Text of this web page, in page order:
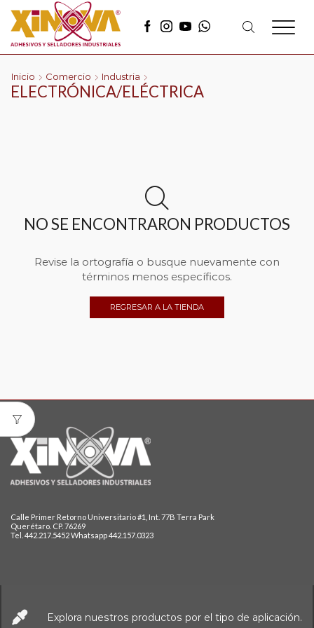
Inicio Comercio Industria
ELECTRÓNICA/ELÉCTRICA
NO SE ENCONTRARON PRODUCTOS
Revise la ortografía o busque nuevamente con
términos menos específicos.
REGRESAR A LA TIENDA
Calle Primer Retorno Universitario #1, Int. 77B Terra Park
Querétaro. CP. 76269
Tel. 442.217.5452 Whatsapp 442.157.0323
Explora nuestros productos por el tipo de aplicación.